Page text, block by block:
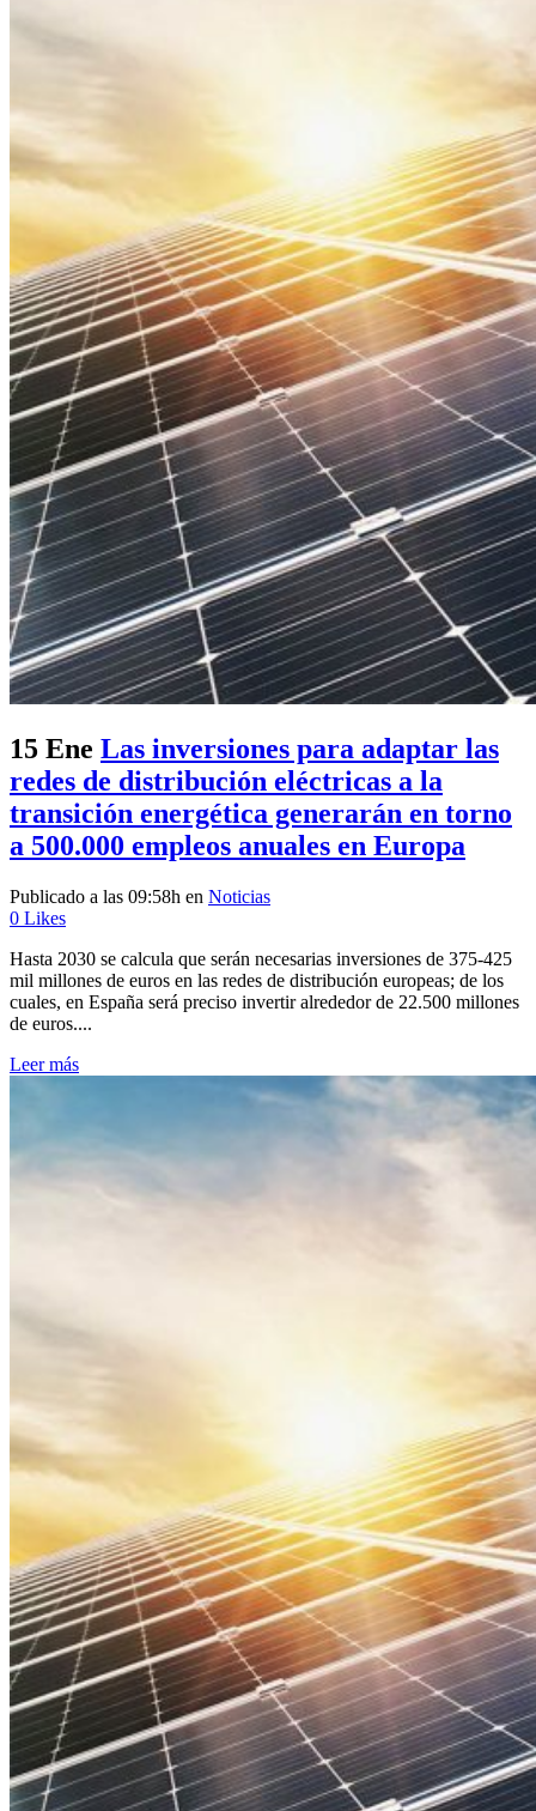
15 Ene Las inversiones para adaptar las
redes de distribución eléctricas a la
transición energética generarán en torno
a 500.000 empleos anuales en Europa
Publicado a las 09:58h en Noticias
0 Likes
Hasta 2030 se calcula que serán necesarias inversiones de 375-425
mil millones de euros en las redes de distribución europeas; de los
cuales, en España será preciso invertir alrededor de 22.500 millones
de euros....
Leer más